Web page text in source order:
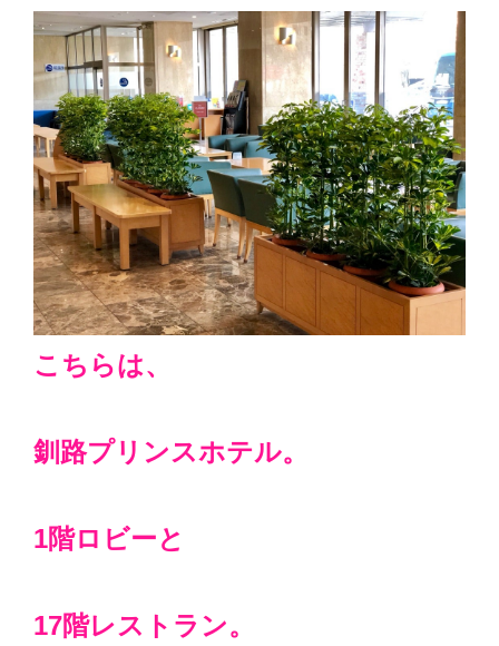
こちらは、
釧路プリンスホテル。
1階ロビーと
17階レストラン。